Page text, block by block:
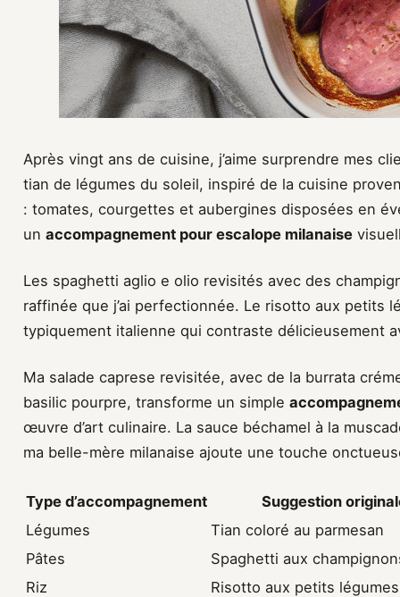
Après vingt ans de cuisine, j’aime surprendre mes
tian de légumes du soleil, inspiré de la cuisine
: tomates, courgettes et aubergines disposées en
un accompagnement pour escalope milanaise
Les spaghetti aglio e olio revisités avec des
raffinée que j’ai perfectionnée. Le risotto aux petits
typiquement italienne qui contraste délicieusement
Ma salade caprese revisitée, avec de la burrata
basilic pourpre, transforme un simple
œuvre d’art culinaire. La sauce béchamel à la
ma belle-mère milanaise ajoute une touche
Type d’accompagnement
Suggestion
Légumes
Tian coloré au parmesan
Pâtes
Spaghetti aux
Riz
Risotto aux petits légumes